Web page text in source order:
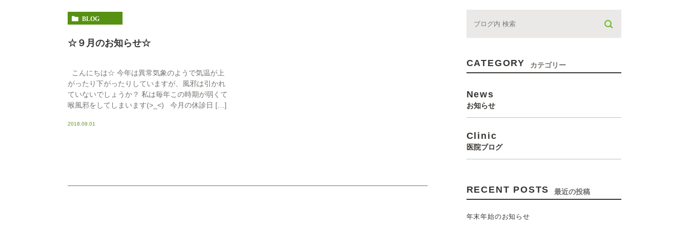
BLOG
☆９月のお知らせ☆
こんにちは☆ 今年は異常気象のようで気温が上
がったり下がったりしていますが、風邪は引かれ
ていないでしょうか？ 私は毎年この時期が弱くて
喉風邪をしてしまいます(>_<) 今月の休診日 […]
2018.09.01
CATEGORY カテゴリー
News
お知らせ
Clinic
医院ブログ
RECENT POSTS 最近の投稿
年末年始のお知らせ